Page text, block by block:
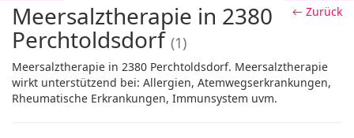
← Zurück
Meersalztherapie in 2380
Perchtoldsdorf (1)
Meersalztherapie in 2380 Perchtoldsdorf. Meersalztherapie
wirkt unterstützend bei: Allergien, Atemwegserkrankungen,
Rheumatische Erkrankungen, Immunsystem uvm.